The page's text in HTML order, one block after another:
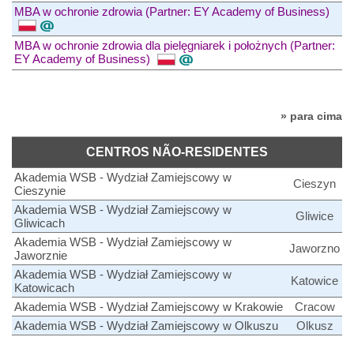
MBA w ochronie zdrowia (Partner: EY Academy of Business)
MBA w ochronie zdrowia dla pielęgniarek i położnych (Partner:
EY Academy of Business)
» para cima
CENTROS NÃO-RESIDENTES
Akademia WSB - Wydział Zamiejscowy w
Cieszynie
Cieszyn
Akademia WSB - Wydział Zamiejscowy w
Gliwicach
Gliwice
Akademia WSB - Wydział Zamiejscowy w
Jaworznie
Jaworzno
Akademia WSB - Wydział Zamiejscowy w
Katowicach
Katowice
Akademia WSB - Wydział Zamiejscowy w Krakowie
Cracow
Akademia WSB - Wydział Zamiejscowy w Olkuszu
Olkusz